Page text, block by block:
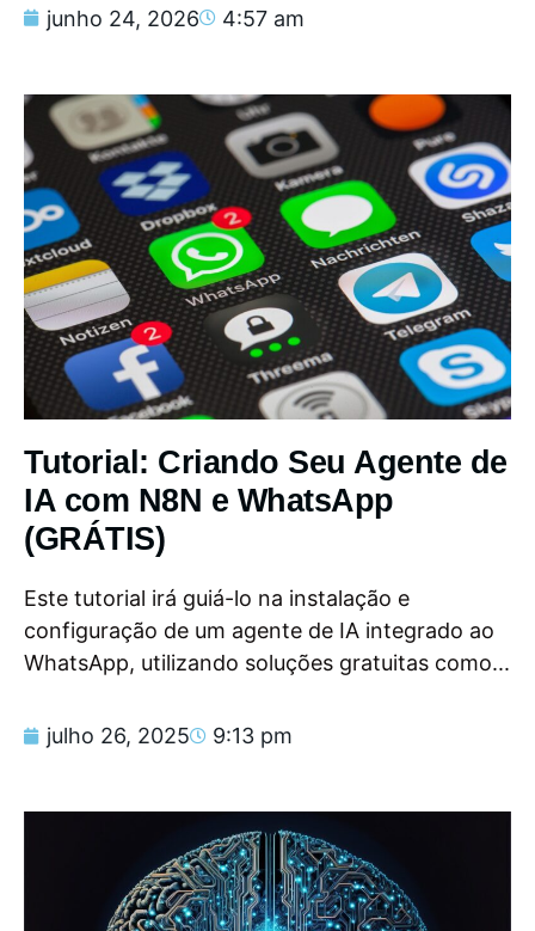
junho 24, 2026 4:57 am
Tutorial: Criando Seu Agente de
IA com N8N e WhatsApp
(GRÁTIS)
Este tutorial irá guiá-lo na instalação e
configuração de um agente de IA integrado ao
WhatsApp, utilizando soluções gratuitas como...
julho 26, 2025 9:13 pm